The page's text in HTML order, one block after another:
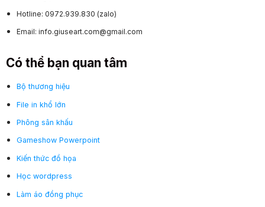
Hotline: 0972.939.830 (zalo)
Email: info.giuseart.com@gmail.com
Có thể bạn quan tâm
Bộ thương hiệu
File in khổ lớn
Phông sân khấu
Gameshow Powerpoint
Kiến thức đồ họa
Học wordpress
Làm áo đồng phục